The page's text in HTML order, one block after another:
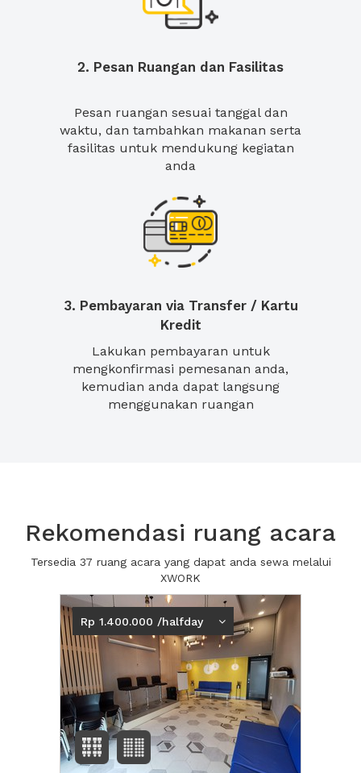
2. Pesan Ruangan dan Fasilitas
Pesan ruangan sesuai tanggal dan
waktu, dan tambahkan makanan serta
fasilitas untuk mendukung kegiatan
anda
3. Pembayaran via Transfer / Kartu
Kredit
Lakukan pembayaran untuk
mengkonfirmasi pemesanan anda,
kemudian anda dapat langsung
menggunakan ruangan
Rekomendasi ruang acara
Tersedia 37 ruang acara yang dapat anda sewa melalui
XWORK
Rp 1.400.000 /halfday